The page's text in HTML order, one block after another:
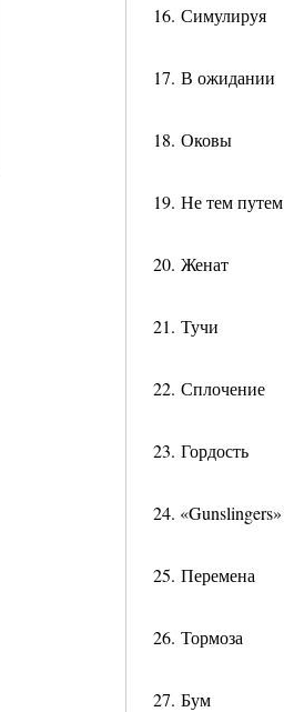
16. Симулируя
17. В ожидании
18. Оковы
19. Не тем путем
20. Женат
21. Тучи
22. Сплочение
23. Гордость
24. «Gunslingers»
25. Перемена
26. Тормоза
27. Бум